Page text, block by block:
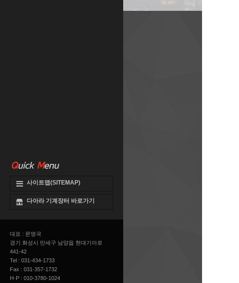
Quick Menu
사이트맵(SITEMAP)
다아라 기계장터 바로가기
대표 : 문명국
경기 화성시 만세구 남양읍 현대기아로
441-42
Tel : 031-434-1733
Fax : 031-357-1732
H·P : 010-3780-1024